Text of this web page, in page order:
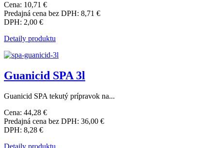
Cena: 10,71 €
Predajná cena bez DPH: 8,71 €
DPH: 2,00 €
Detaily produktu
Guanicid SPA 3l
Guanicid SPA tekutý prípravok na...
Cena: 44,28 €
Predajná cena bez DPH: 36,00 €
DPH: 8,28 €
Detaily produktu